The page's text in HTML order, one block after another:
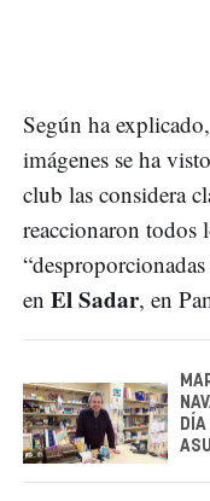
Según ha
imágenes se ha
club las considera
reaccionaron todos
en El Sadar, en